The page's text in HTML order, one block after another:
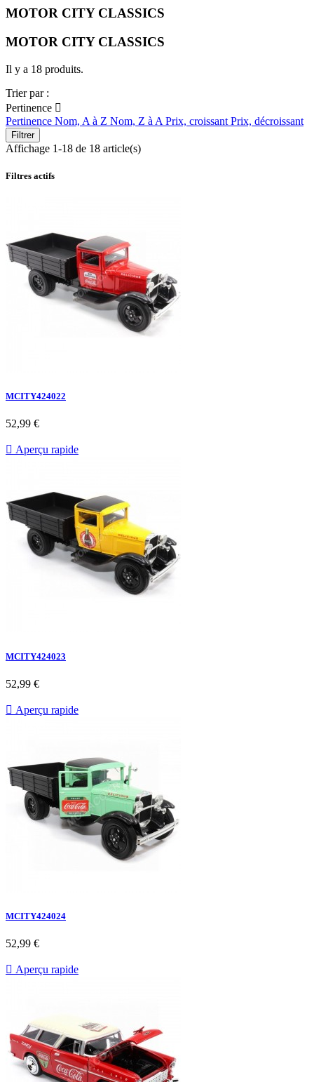
MOTOR CITY CLASSICS
MOTOR CITY CLASSICS
Il y a 18 produits.
Trier par :
Pertinence 
Pertinence Nom, A à Z Nom, Z à A Prix, croissant Prix, décroissant
Filtrer
Affichage 1-18 de 18 article(s)
Filtres actifs
MCITY424022
52,99 €
 Aperçu rapide
MCITY424023
52,99 €
 Aperçu rapide
MCITY424024
52,99 €
 Aperçu rapide